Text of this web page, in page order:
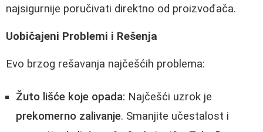
najsigurnije poručivati direktno od proizvođača.
Uobičajeni Problemi i Rešenja
Evo brzog rešavanja najčešćih problema:
Žuto lišće koje opada: Najčešći uzrok je
prekomerno zalivanje. Smanjite učestalost i